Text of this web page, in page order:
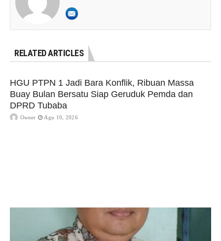
RELATED ARTICLES
HGU PTPN 1 Jadi Bara Konflik, Ribuan Massa
Buay Bulan Bersatu Siap Geruduk Pemda dan
DPRD Tubaba
Owner Agu 10, 2026